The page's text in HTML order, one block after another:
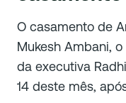
O casamento de
Mukesh Ambani,
da executiva
14 deste mês,